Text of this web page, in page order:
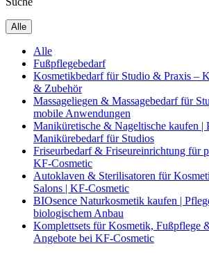
Alle
Alle
Fußpflegebedarf
Kosmetikbedarf für Studio & Praxis –
& Zubehör
Massageliegen & Massagebedarf für
mobile Anwendungen
Maniküretische & Nageltische kaufen |
Manikürebedarf für Studios
Friseurbedarf & Friseureinrichtung für
KF-Cosmetic
Autoklaven & Sterilisatoren für
Salons | KF-Cosmetic
BIOsence Naturkosmetik kaufen |
biologischem Anbau
Komplettsets für Kosmetik, Fußpflege
Angebote bei KF-Cosmetic